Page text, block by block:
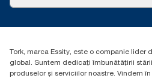
Essity Hungary Kft.
Budakeszi út 51.
Tork, marca Essity, este o companie lider
global. Suntem dedicați îmbunătățirii
produselor și serviciilor noastre. Vindem